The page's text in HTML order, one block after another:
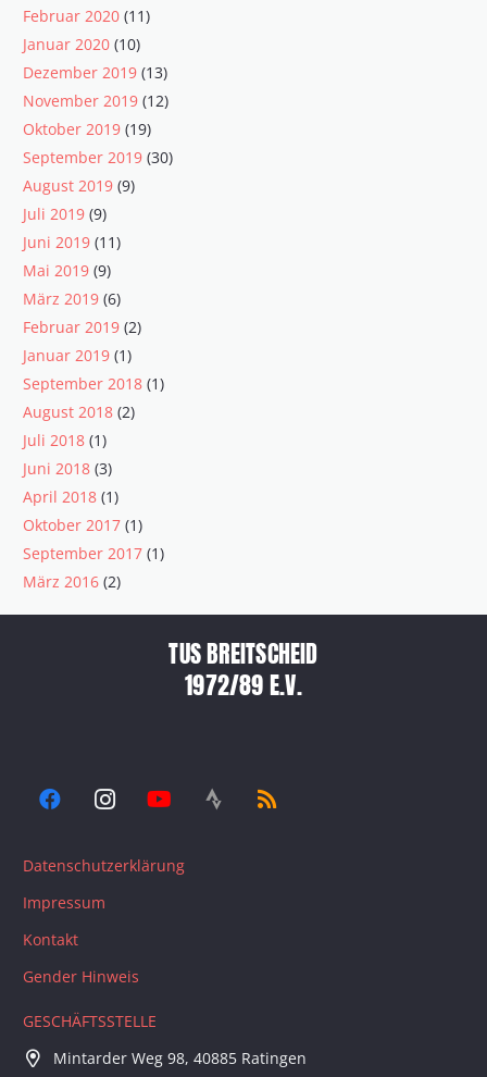
Februar 2020 (11)
Januar 2020 (10)
Dezember 2019 (13)
November 2019 (12)
Oktober 2019 (19)
September 2019 (30)
August 2019 (9)
Juli 2019 (9)
Juni 2019 (11)
Mai 2019 (9)
März 2019 (6)
Februar 2019 (2)
Januar 2019 (1)
September 2018 (1)
August 2018 (2)
Juli 2018 (1)
Juni 2018 (3)
April 2018 (1)
Oktober 2017 (1)
September 2017 (1)
März 2016 (2)
TUS BREITSCHEID
1972/89 E.V.
Datenschutzerklärung
Impressum
Kontakt
Gender Hinweis
GESCHÄFTSSTELLE
Mintarder Weg 98, 40885 Ratingen